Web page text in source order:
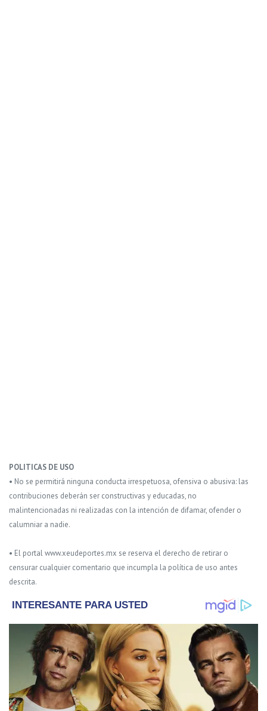
POLITICAS DE USO
• No se permitirá ninguna conducta irrespetuosa, ofensiva o abusiva: las
contribuciones deberán ser constructivas y educadas, no
malintencionadas ni realizadas con la intención de difamar, ofender o
calumniar a nadie.
• El portal www.xeudeportes.mx se reserva el derecho de retirar o
censurar cualquier comentario que incumpla la política de uso antes
descrita.